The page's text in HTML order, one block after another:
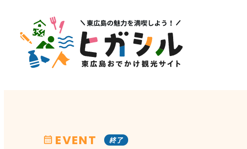
EVENT 終了
メニュー
MENU
西